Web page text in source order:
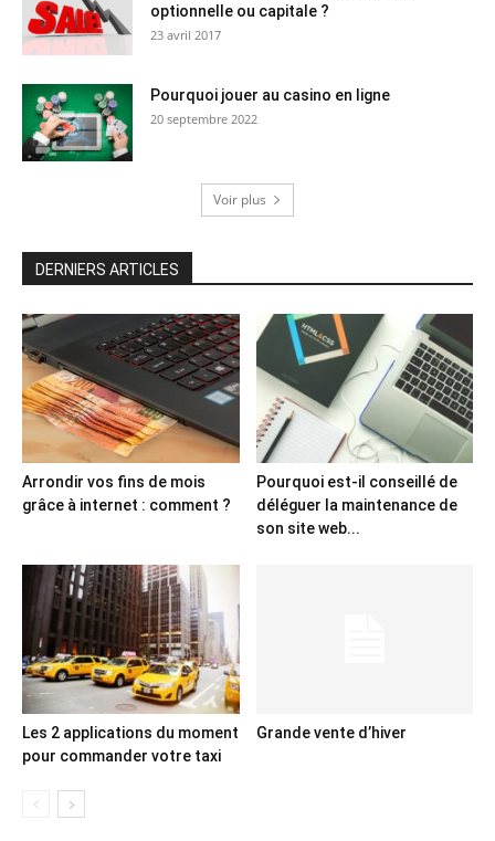
optionnelle ou capitale ?
23 avril 2017
Pourquoi jouer au casino en ligne
20 septembre 2022
Voir plus
DERNIERS ARTICLES
Arrondir vos fins de mois
grâce à internet : comment ?
Pourquoi est-il conseillé de
déléguer la maintenance de
son site web...
Les 2 applications du moment
pour commander votre taxi
Grande vente d’hiver